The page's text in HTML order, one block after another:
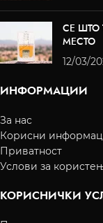
СЕ ШТО
МЕСТО
12/03/
ИНФОРМАЦИИ
За нас
Корисни
Приватност
Услови за
КОРИСНИЧКИ